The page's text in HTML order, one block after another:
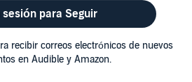
sesión para Seguir
recibir correos electrónicos de nuevos
en Audible y Amazon.